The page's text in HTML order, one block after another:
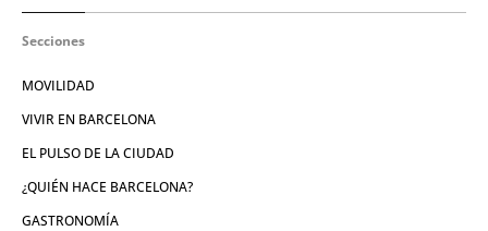
Secciones
MOVILIDAD
VIVIR EN BARCELONA
EL PULSO DE LA CIUDAD
¿QUIÉN HACE BARCELONA?
GASTRONOMÍA